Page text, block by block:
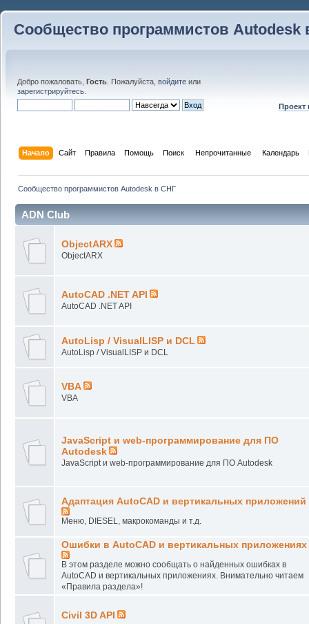
Сообщество программистов Autodesk
Добро пожаловать, Гость . Пожалуйста, войдите или
зарегистрируйтесь
Проект
Начало Сайт Правила Помощь Поиск Непрочитанные Календарь
Сообщество программистов Autodesk в СНГ
ADN Club
ObjectARX
ObjectARX
AutoCAD .NET API
AutoCAD .NET API
AutoLisp / VisualLISP и DCL
AutoLisp / VisualLISP и DCL
VBA
VBA
JavaScript и web-программирование для ПО
Autodesk
JavaScript и web-программирование для ПО Autodesk
Адаптация AutoCAD и вертикальных приложений
Меню, DIESEL, макрокоманды и т.д.
Ошибки в AutoCAD и вертикальных приложениях
В этом разделе можно сообщать о найденных ошибках в
AutoCAD и вертикальных приложениях. Внимательно читаем
«Правила раздела»!
Civil 3D API